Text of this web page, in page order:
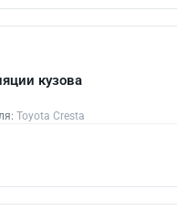
кузова
Toyota Cresta